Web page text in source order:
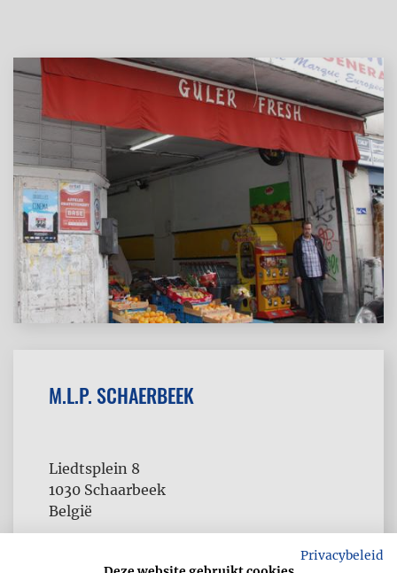
M.L.P. SCHAERBEEK
Liedtsplein 8
1030 Schaarbeek
België
Privacybeleid